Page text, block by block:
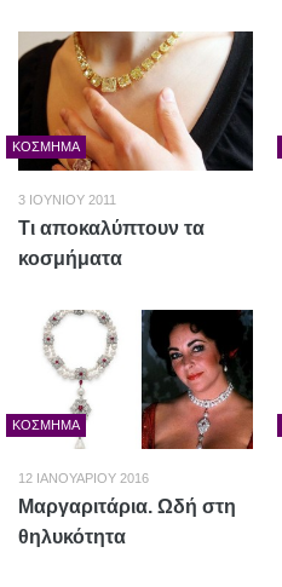
ΚΌΣΜΗΜΑ
3 ΙΟΥΝΊΟΥ 2011
Τι αποκαλύπτουν τα
κοσμήματα
ΚΌΣΜΗΜΑ
12 ΙΑΝΟΥΑΡΊΟΥ 2016
Μαργαριτάρια. Ωδή στη
θηλυκότητα